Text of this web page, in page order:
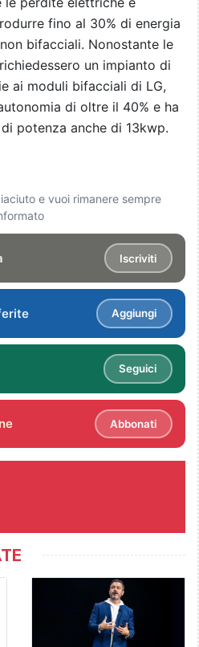
fino al 30% di energia
bifacciali. Nonostante le
un impianto di
ai moduli bifacciali di LG,
di oltre il 40% e ha
potenza anche di 13kwp.
e vuoi rimanere sempre
Iscriviti
Aggiungi
Seguici
Abbonati